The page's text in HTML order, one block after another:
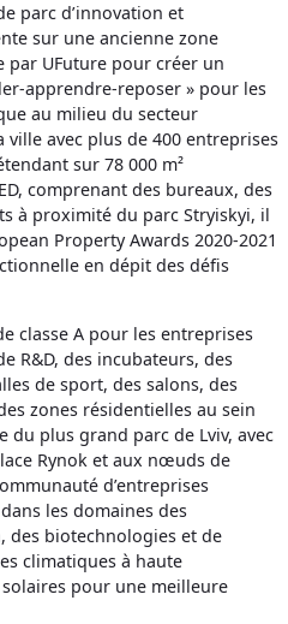
parc d’innovation et
sur une ancienne zone
par UFuture pour créer un
apprendre-reposer » pour les
au milieu du secteur
avec plus de 400 entreprises
sur 78 000 m²
comprenant des bureaux, des
à proximité du parc Stryiskyi, il
Property Awards 2020-2021
en dépit des défis
classe A pour les entreprises
R&D, des incubateurs, des
de sport, des salons, des
zones résidentielles au sein
du plus grand parc de Lviv, avec
Rynok et aux nœuds de
d’entreprises
les domaines des
des biotechnologies et de
climatiques à haute
pour une meilleure